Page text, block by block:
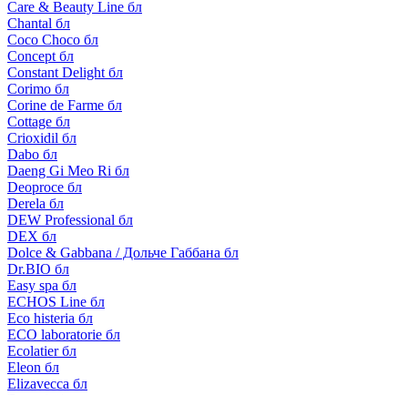
Care & Beauty Line бл
Chantal бл
Coco Choco бл
Concept бл
Constant Delight бл
Corimo бл
Corine de Farme бл
Cottage бл
Crioxidil бл
Dabo бл
Daeng Gi Meo Ri бл
Deoproce бл
Derela бл
DEW Professional бл
DEX бл
Dolce & Gabbana / Дольче Габбана бл
Dr.BIO бл
Easy spa бл
ECHOS Line бл
Eco histeria бл
ECO laboratorie бл
Ecolatier бл
Eleon бл
Elizavecca бл